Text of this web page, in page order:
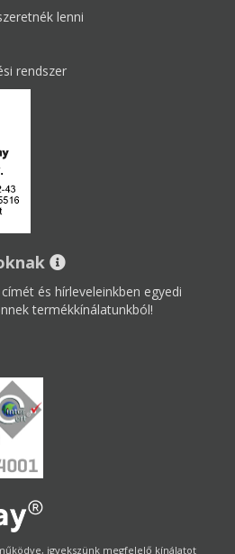
lenni
rendszer
és hírleveleinkben egyedi
termékkínálatunkból!
igyekszünk megfelelő kínálatot